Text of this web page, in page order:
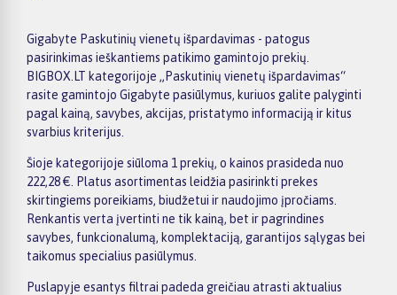
Gigabyte Paskutinių vienetų išpardavimas - patogus
pasirinkimas ieškantiems patikimo gamintojo prekių.
BIGBOX.LT kategorijoje „Paskutinių vienetų išpardavimas“
rasite gamintojo Gigabyte pasiūlymus, kuriuos galite palyginti
pagal kainą, savybes, akcijas, pristatymo informaciją ir kitus
svarbius kriterijus.
Šioje kategorijoje siūloma 1 prekių, o kainos prasideda nuo
222,28 €. Platus asortimentas leidžia pasirinkti prekes
skirtingiems poreikiams, biudžetui ir naudojimo įpročiams.
Renkantis verta įvertinti ne tik kainą, bet ir pagrindines
savybes, funkcionalumą, komplektaciją, garantijos sąlygas bei
taikomus specialius pasiūlymus.
Puslapyje esantys filtrai padeda greičiau atrasti aktualius